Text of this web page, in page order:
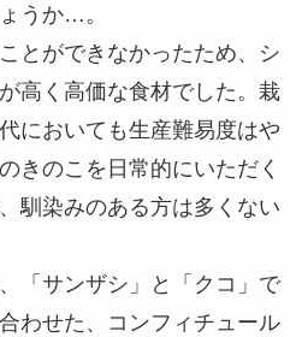
うか…。
とができなかったため、シ
高く高価な食材でした。栽
においても生産難易度はや
きのこを日常的にいただく
馴染みのある方は多くない
「サンザシ」と「クコ」で
わせた、コンフィチュール